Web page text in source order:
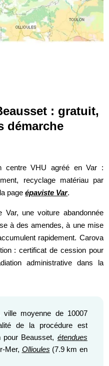
: gratuit,
démarche
centre VHU agréé en Var :
recyclage matériau par
pageépaviste Var.
une voiture abandonnée
à des amendes, à une mise
rapidement. Carova
: certificat de cession pour
administrative dans la
ville moyenne de 10007
de la procédure est
pour Beausset, étendues
Mer, Ollioules (7.9 km en